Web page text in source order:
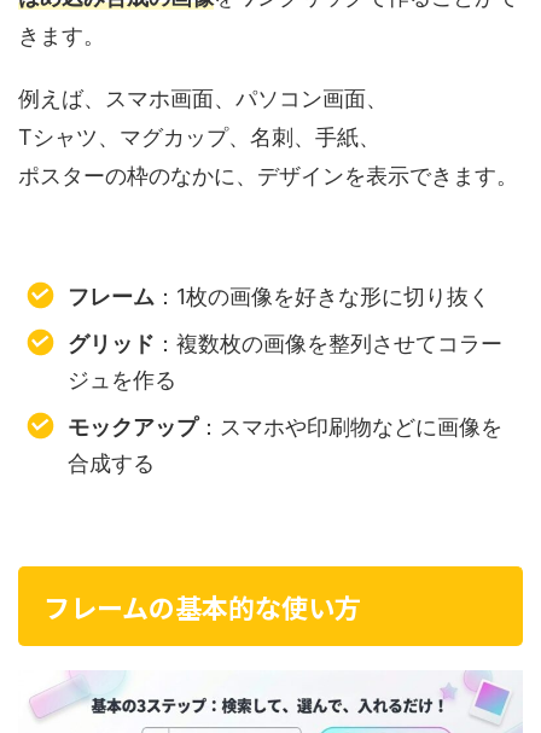
きます。
例えば、スマホ画面、パソコン画面、
Tシャツ、マグカップ、名刺、手紙、
ポスターの枠のなかに、デザインを表示できます。
フレーム：1枚の画像を好きな形に切り抜く
グリッド ：複数枚の画像を整列させてコラー
ジュを作る
モックアップ：スマホや印刷物などに画像を
合成する
フレームの基本的な使い方